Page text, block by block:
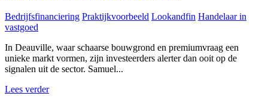
Bedrijfsfinanciering Praktijkvoorbeeld Lookandfin Handelaar in
vastgoed
In Deauville, waar schaarse bouwgrond en premiumvraag een
unieke markt vormen, zijn investeerders alerter dan ooit op de
signalen uit de sector. Samuel...
Lees verder